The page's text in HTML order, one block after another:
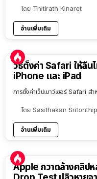
โดย Thitirath Kinaret
อ่านเพิ่มเติม
วิธีตั้งค่า Safari ให้ลื่น
iPhone และ iPad
การตั้งค่าเว็ปเบาว์เซอร์ Safari
โดย Sasithakan Sritonthip
อ่านเพิ่มเติม
Apple กวาดล้างคลิป